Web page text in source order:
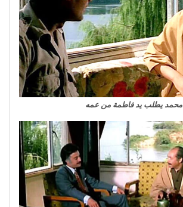
محمد يطلب يد فاطمة من عمه